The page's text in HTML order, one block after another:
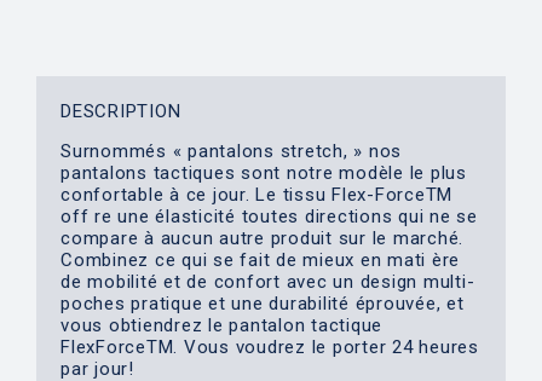
DESCRIPTION
Surnommés « pantalons stretch, » nos
pantalons tactiques sont notre modèle le plus
confortable à ce jour. Le tissu Flex-ForceTM
off re une élasticité toutes directions qui ne se
compare à aucun autre produit sur le marché.
Combinez ce qui se fait de mieux en mati ère
de mobilité et de confort avec un design multi-
poches pratique et une durabilité éprouvée, et
vous obtiendrez le pantalon tactique
FlexForceTM. Vous voudrez le porter 24 heures
par jour!